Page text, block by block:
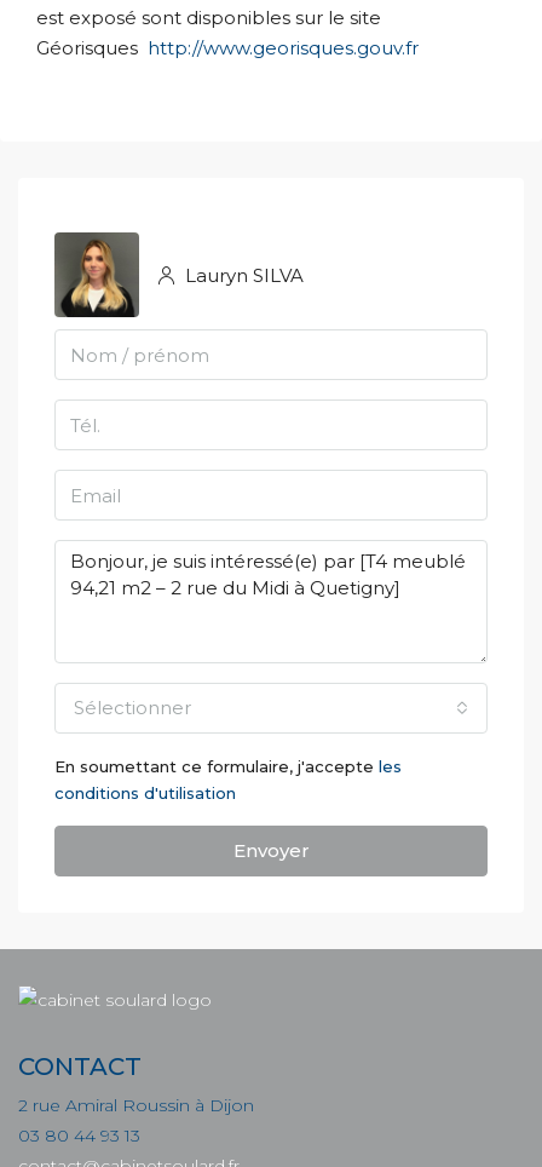
est exposé sont disponibles sur le site
Géorisques http://www.georisques.gouv.fr
Lauryn SILVA
Sélectionner
En soumettant ce formulaire, j'accepte les
conditions d'utilisation
Envoyer
CONTACT
2 rue Amiral Roussin à Dijon
03 80 44 93 13